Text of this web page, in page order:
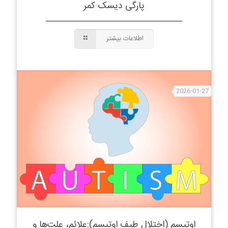
پارگی دیسک کمر
اطلاعات بیشتر
2026-01-27